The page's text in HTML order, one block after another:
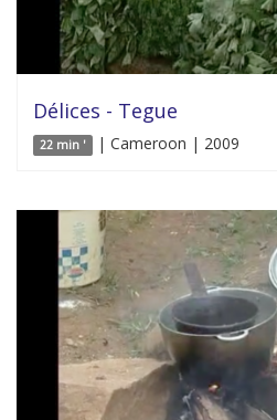
Délices - Tegue
22 min ' | Cameroon | 2009